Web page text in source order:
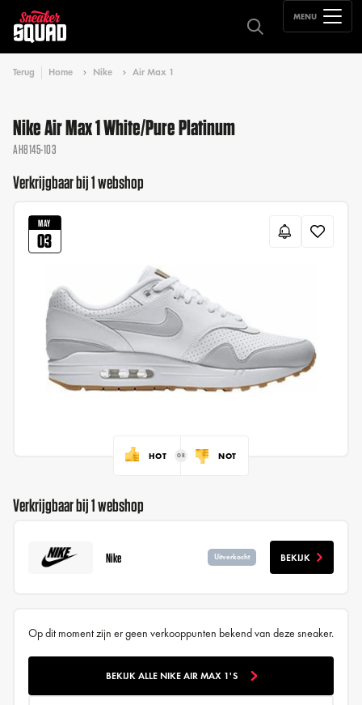
MENU
Terug Home Nike Air Max 1
Nike Air Max 1 White/Pure Platinum
AH8145-103
Verkrijgbaar bij 1 webshop
MAY
03
HOT NOT
Verkrijgbaar bij 1 webshop
Nike Uitverkocht BEKIJK
Op dit moment zijn er geen verkooppunten bekend van deze sneaker.
BEKIJK ALLE NIKE AIR MAX 1'S